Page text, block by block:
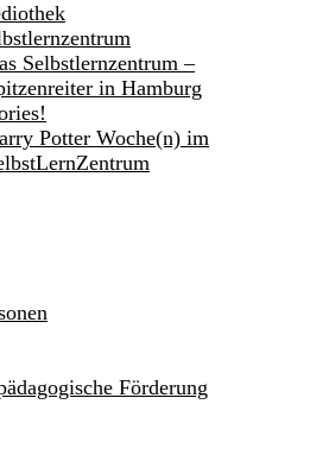
Selbstlernzentrum –
in Hamburg
Potter Woche(n) im
Förderung